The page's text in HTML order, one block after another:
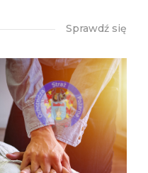
Sprawdź się